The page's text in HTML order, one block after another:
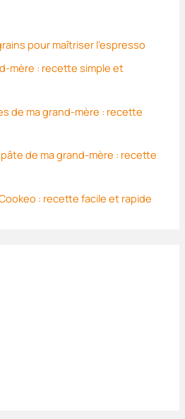
pour maîtriser l’espresso
mère : recette simple et
de ma grand-mère : recette
de ma grand-mère : recette
: recette facile et rapide